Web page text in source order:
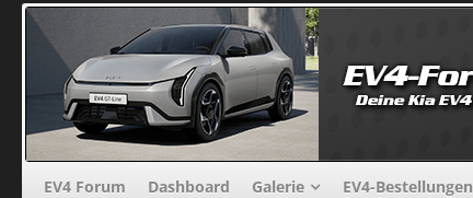
EV4 Forum Dashboard Galerie EV4-Bestellungen